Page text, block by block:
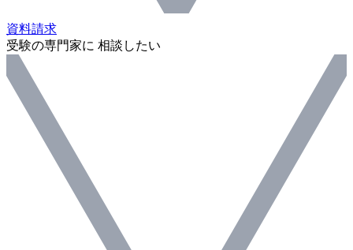
資料請求
受験の専門家に 相談したい